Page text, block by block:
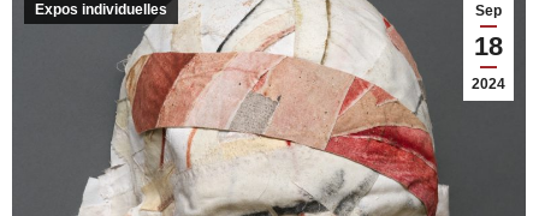
Sep
18
2024
Expos individuelles